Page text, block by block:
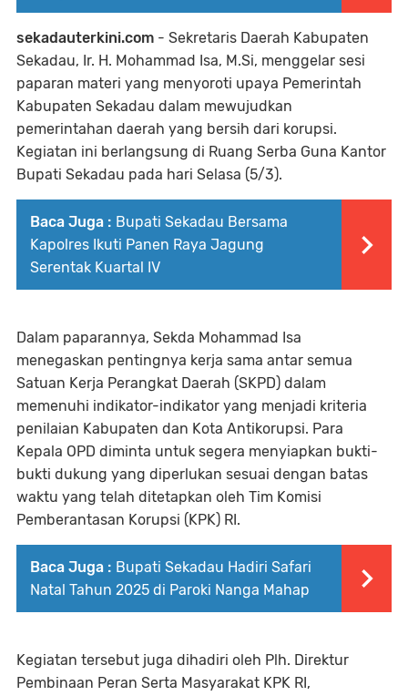
sekadauterkini.com - Sekretaris Daerah Kabupaten
Sekadau, Ir. H. Mohammad Isa, M.Si, menggelar sesi
paparan materi yang menyoroti upaya Pemerintah
Kabupaten Sekadau dalam mewujudkan
pemerintahan daerah yang bersih dari korupsi.
Kegiatan ini berlangsung di Ruang Serba Guna Kantor
Bupati Sekadau pada hari Selasa (5/3).
Baca Juga : Bupati Sekadau Bersama
Kapolres Ikuti Panen Raya Jagung
Serentak Kuartal IV
Dalam paparannya, Sekda Mohammad Isa
menegaskan pentingnya kerja sama antar semua
Satuan Kerja Perangkat Daerah (SKPD) dalam
memenuhi indikator-indikator yang menjadi kriteria
penilaian Kabupaten dan Kota Antikorupsi. Para
Kepala OPD diminta untuk segera menyiapkan bukti-
bukti dukung yang diperlukan sesuai dengan batas
waktu yang telah ditetapkan oleh Tim Komisi
Pemberantasan Korupsi (KPK) RI.
Baca Juga : Bupati Sekadau Hadiri Safari
Natal Tahun 2025 di Paroki Nanga Mahap
Kegiatan tersebut juga dihadiri oleh Plh. Direktur
Pembinaan Peran Serta Masyarakat KPK RI,